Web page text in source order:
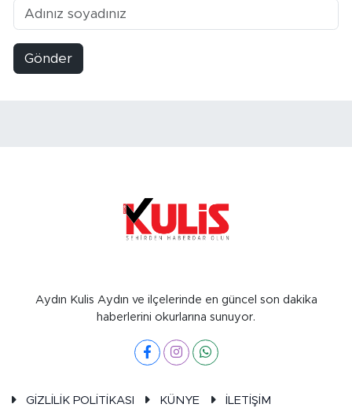
Gönder
Aydın Kulis Aydın ve ilçelerinde en güncel son dakika
haberlerini okurlarına sunuyor.
GİZLİLİK POLİTİKASI KÜNYE İLETİŞİM